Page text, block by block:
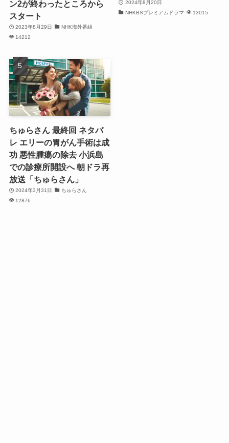
ン2が終わったところから
スタート
2023年8月29日
NHK海外番組
14212
2024年8月20日
NHKBSプレミアムドラマ
13015
ちゅらさん 最終回 ネタバ
レ エリーの胃がん手術は成
功 悪性腫瘍の除去 小浜島
での診療所開設へ 朝ドラ再
放送「ちゅらさん」
2024年3月31日
ちゅらさん
12876